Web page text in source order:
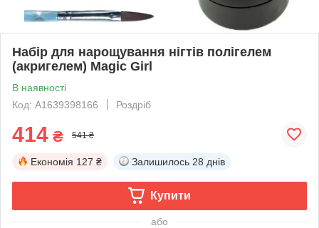
Набір для нарощування нігтів полігелем
(акригелем) Magic Girl
В наявності
Код: A1639398166
Роздріб
414 ₴ 541 ₴
Економія 127 ₴ Залишилось 28 днів
Купити
або